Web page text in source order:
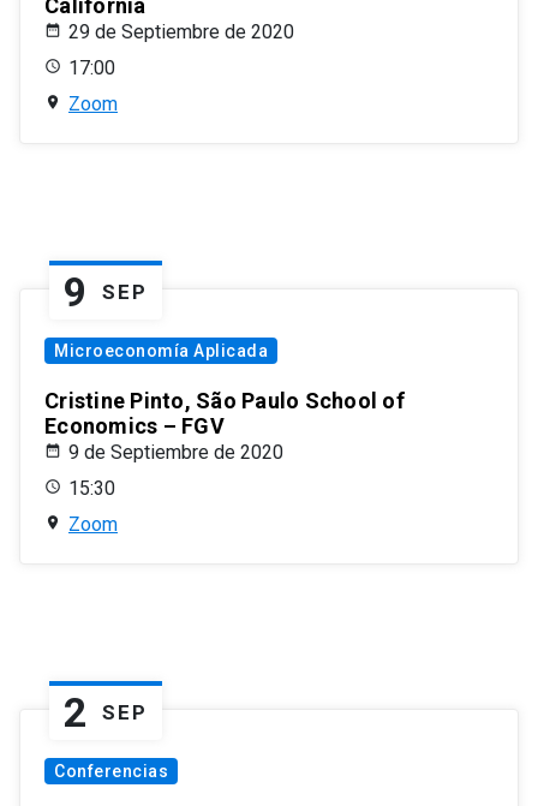
California
29 de Septiembre de 2020
17:00
Zoom
9 SEP
Microeconomía Aplicada
Cristine Pinto, São Paulo School of
Economics – FGV
9 de Septiembre de 2020
15:30
Zoom
2 SEP
Conferencias